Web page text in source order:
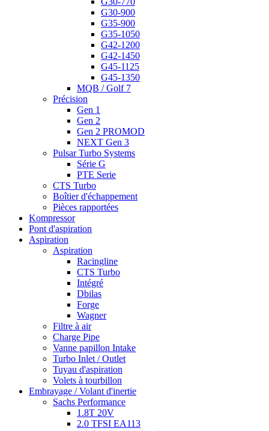
G30-900
G35-900
G35-1050
G42-1200
G42-1450
G45-1125
G45-1350
MQB / Golf 7
Précision
Gen 1
Gen 2
Gen 2 PROMOD
NEXT Gen 3
Pulsar Turbo Systems
Série G
PTE Serie
CTS Turbo
Boîtier d'échappement
Pièces rapportées
Kompressor
Pont d'aspiration
Aspiration
Aspiration
Racingline
CTS Turbo
Intégré
Dbilas
Forge
Wagner
Filtre à air
Charge Pipe
Vanne papillon Intake
Turbo Inlet / Outlet
Tuyau d'aspiration
Volets à tourbillon
Embrayage / Volant d'inertie
Sachs Performance
1.8T 20V
2.0 TFSI EA113